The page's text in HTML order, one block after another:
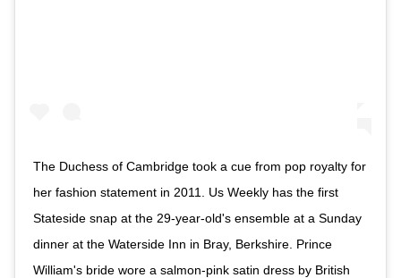
The Duchess of Cambridge took a cue from pop royalty for
her fashion statement in 2011. Us Weekly has the first
Stateside snap at the 29-year-old's ensemble at a Sunday
dinner at the Waterside Inn in Bray, Berkshire. Prince
William's bride wore a salmon-pink satin dress by British